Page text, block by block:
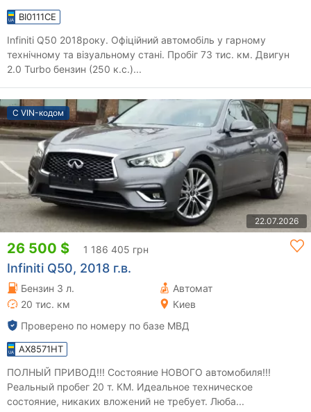
BI0111CE
Infiniti Q50 2018року. Офіційний автомобіль у гарному
технічному та візуальному стані. Пробіг 73 тис. км. Двигун
2.0 Turbo бензин (250 к.с.)...
С VIN-кодом
22.07.2026
26 500 $ 1 186 405 грн
Infiniti Q50, 2018 г.в.
Бензин 3 л.
Автомат
20 тис. км
Киев
Проверено по номеру по базе МВД
AX8571HT
ПОЛНЫЙ ПРИВОД!!! Состояние НОВОГО автомобиля!!!
Реальный пробег 20 т. КМ. Идеальное техническое
состояние, никаких вложений не требует. Люба...